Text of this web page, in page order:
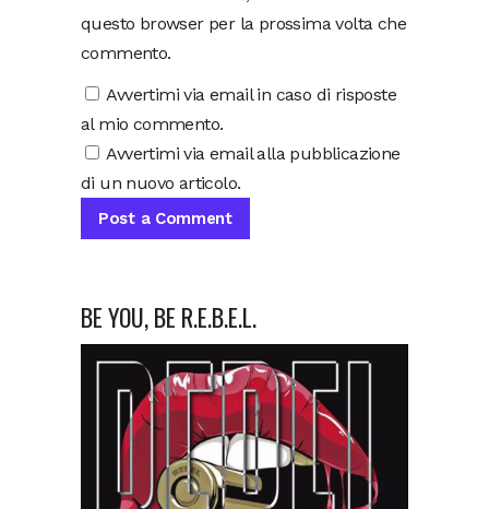
questo browser per la prossima volta che
commento.
Avvertimi via email in caso di risposte
al mio commento.
Avvertimi via email alla pubblicazione
di un nuovo articolo.
BE YOU, BE R.E.B.E.L.